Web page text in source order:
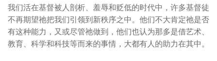
我们活在基督被人剖析、羞辱和贬低的时代中，许多基督徒
不再期望祂把我们引领到新秩序之中。他们不大肯定祂是否
有这种能力，又或尽管祂做到，他们也认为那多是借艺术、
教育、科学和科技等而来的事情，大都有人的助力在其中。